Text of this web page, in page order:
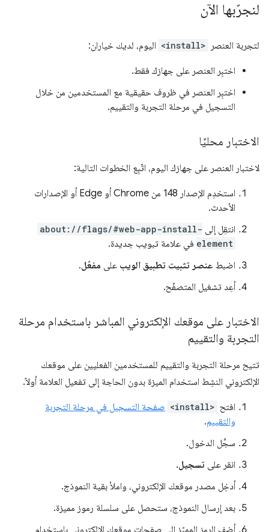
لنجرّبها الآن
لتجربة العنصر <install> اليوم، لديك خياران:
اختبِر العنصر على جهازك فقط.
اختبِر العنصر في ظروف حقيقية مع المستخدمين من خلال
التسجيل في مرحلة التجربة والتقييم.
الاختبار محليًا
لاختبار العنصر على جهازك اليوم، اتّبِع الخطوات التالية:
استخدِم الإصدار 148 من Chrome أو Edge أو الإصدارات
الأحدث.
انتقِل إلى about://flags/#web-app-install-
element في علامة تبويب جديدة.
اضبط عنصر تثبيت تطبيق الويب على مفعّل.
أعِد تشغيل المتصفّح.
الاختبار على موقعك الإلكتروني المباشر باستخدام مرحلة
التجربة والتقييم
تتيح مرحلة التجربة والتقييم للمستخدمين الفعليين على موقعك
الإلكتروني النشِط استخدام الميزة بدون الحاجة إلى تفعيل العلامة أولاً.
افتح <install> صفحة التسجيل في مرحلة التجربة
والتقييم.
سجِّل الدخول.
انقر على تسجيل.
أدخِل مصدر موقعك الإلكتروني، واملأ بقية النموذج.
بعد إرسال النموذج، ستحصل على سلسلة رموز مميزة.